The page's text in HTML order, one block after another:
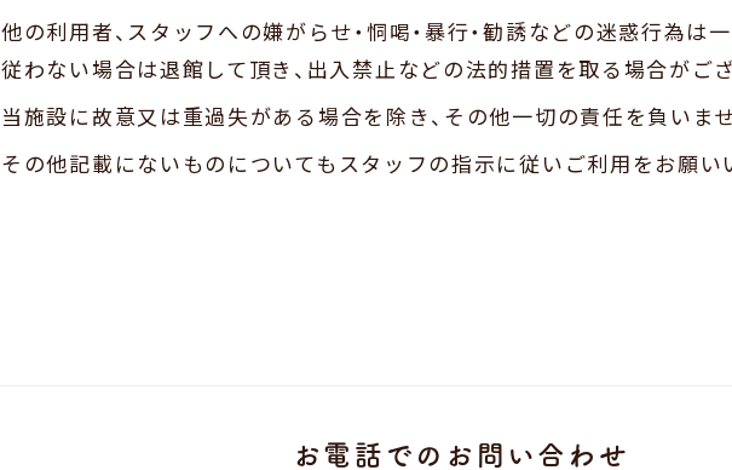
他の利用者、スタッフへの嫌がらせ・恫喝・暴行・勧誘などの迷惑行為は
従わない場合は退館して頂き、出入禁止などの法的措置を取る場合がご
当施設に故意又は重過失がある場合を除き、その他一切の責任を負いま
その他記載にないものについてもスタッフの指示に従いご利用をお願い
お電話でのお問い合わせ